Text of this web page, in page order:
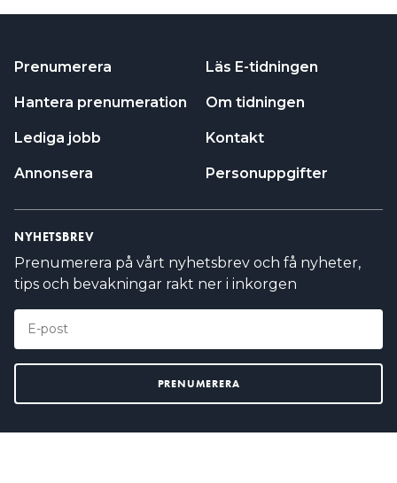
Prenumerera
Hantera prenumeration
Lediga jobb
Annonsera
Läs E-tidningen
Om tidningen
Kontakt
Personuppgifter
NYHETSBREV
Prenumerera på vårt nyhetsbrev och få nyheter,
tips och bevakningar rakt ner i inkorgen